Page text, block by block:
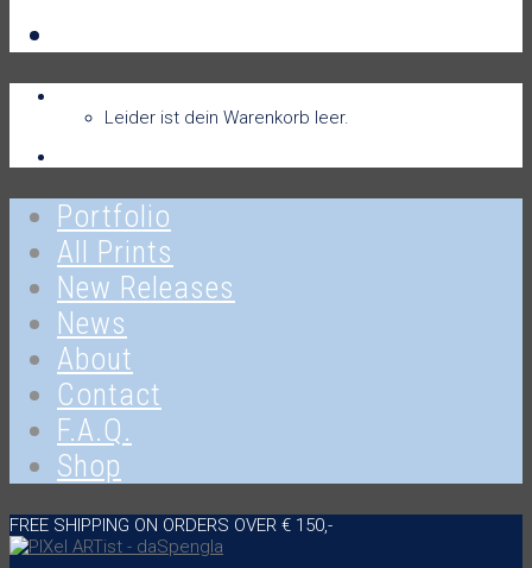
Leider ist dein Warenkorb leer.
Portfolio
All Prints
New Releases
News
About
Contact
F.A.Q.
Shop
FREE SHIPPING ON ORDERS OVER € 150,-